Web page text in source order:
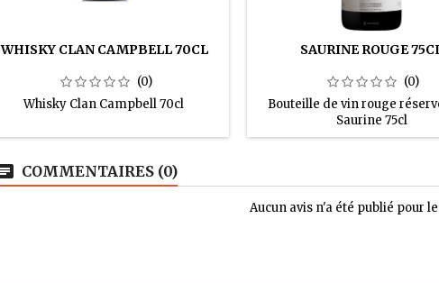
WHISKY CLAN CAMPBELL 70CL
(0)
Whisky Clan Campbell 70cl
SAURINE ROUGE
(0)
Bouteille de vin rouge
Saurine 75cl
COMMENTAIRES (0)
Aucun avis n'a été publié pour